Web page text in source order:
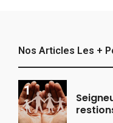
Nos Articles Les +